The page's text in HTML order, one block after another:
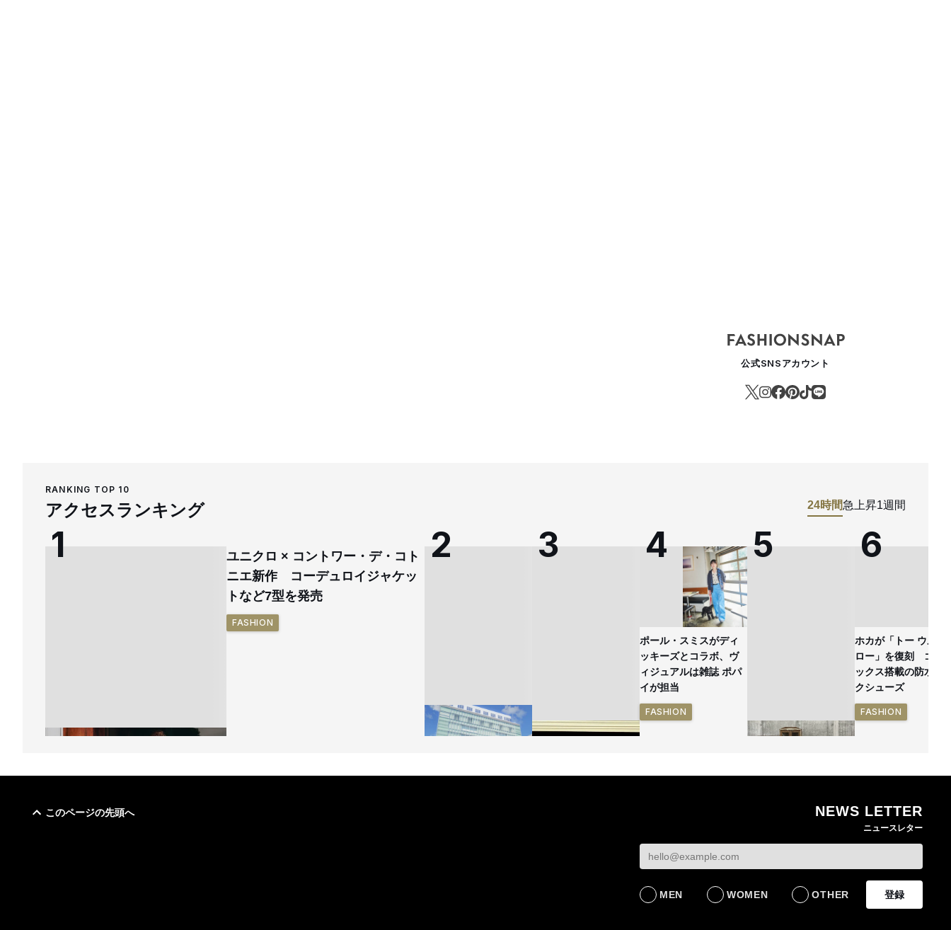
公式SNSアカウント
RANKING TOP 10
アクセスランキング 24時間急上昇1週間
ユニクロ × コントワー・デ・コト
ニエ新作 コーデュロイジャケッ
トなど7型を発売
FASHION
ポール・スミスがディ
ッキーズとコラボ、ヴ
ィジュアルは雑誌 ポパ
イが担当
FASHION
無印良品の古家具シリ
具を再生した一点物を
LIFESTYLE
ホカが「トー ウルト
ロー」を復刻 ゴア
ックス搭載の防水ハ
クシューズ
FASHION
このページの先頭へ NEWS LETTER
ニュースレター
MEN WOMEN OTHER 登録